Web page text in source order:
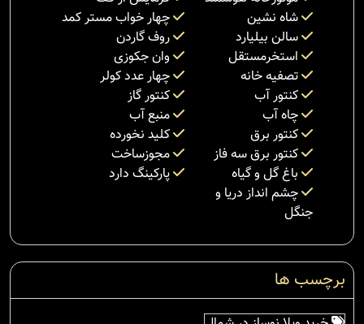
شاه نشین
چهار خواب مستر کمد
سالن بیلیارد
روف گاردن
استخرمستقل
وان جکوزی
تصفیه خانه
چهار عدد کولر
کنتور آب
کنتور گاز
چاه آب
منبع آب
کنتور برق
کلید نخورده
کنتور برق سه فاز
مجوزساخت
باغ گل و گیاه
پارکینگ دارد
چشم انداز دریا و
جنگل
برچسب ها